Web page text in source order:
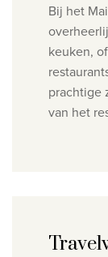
Bij het
keuken,
prachtige
van het